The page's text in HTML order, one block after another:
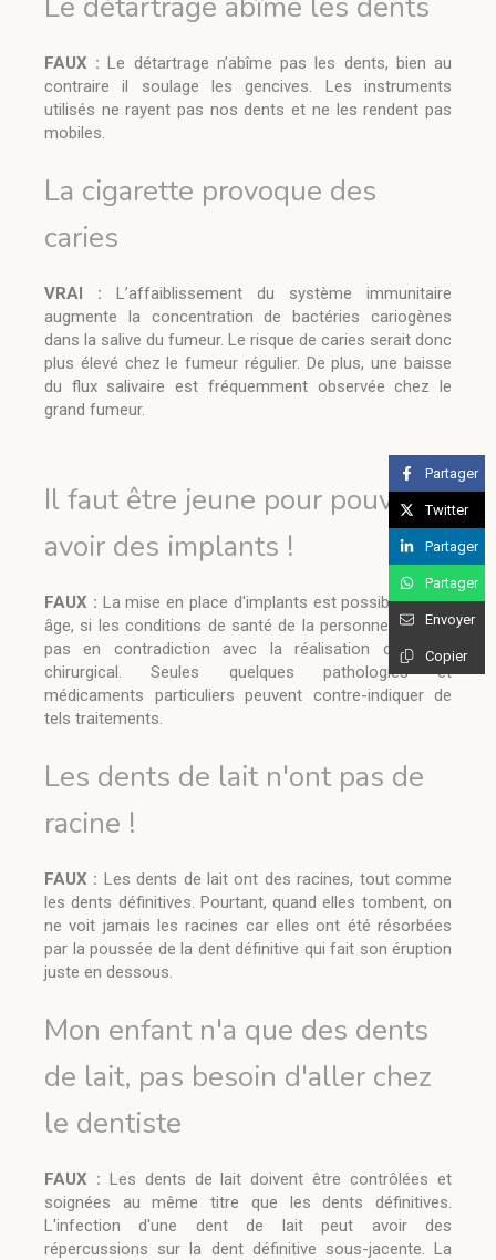
FAUX : Le détartrage n’abîme pas les dents, bien au
contraire il soulage les gencives. Les instruments
utilisés ne rayent pas nos dents et ne les rendent pas
mobiles.
La cigarette provoque des
caries
VRAI : L’affaiblissement du système immunitaire
augmente la concentration de bactéries cariogènes
dans la salive du fumeur. Le risque de caries serait donc
plus élevé chez le fumeur régulier. De plus, une baisse
du flux salivaire est fréquemment observée chez le
grand fumeur.
Il faut être jeune pour pouvoir
avoir des implants !
FAUX : La mise en place d'implants est possible à tout
âge, si les conditions de santé de la personne ne sont
pas en contradiction avec la réalisation de l'acte
chirurgical. Seules quelques pathologies et
médicaments particuliers peuvent contre-indiquer de
tels traitements.
Les dents de lait n'ont pas de
racine !
FAUX : Les dents de lait ont des racines, tout comme
les dents définitives. Pourtant, quand elles tombent, on
ne voit jamais les racines car elles ont été résorbées
par la poussée de la dent définitive qui fait son éruption
juste en dessous.
Mon enfant n'a que des dents
de lait, pas besoin d'aller chez
le dentiste
FAUX : Les dents de lait doivent être contrôlées et
soignées au même titre que les dents définitives.
L'infection d'une dent de lait peut avoir des
répercussions sur la dent définitive sous-jacente. La
Partager
Twitter
Partager
Partager
Envoyer
Copier